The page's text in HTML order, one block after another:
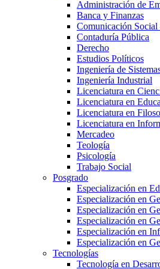
Administración de
Banca y Finanzas
Comunicación Social
Contaduría Pública
Derecho
Estudios Políticos
Ingeniería de
Ingeniería Industrial
Licenciatura en
Licenciatura en
Licenciatura en
Licenciatura en
Mercadeo
Teología
Psicología
Trabajo Social
Posgrado
Especialización en
Especialización en
Especialización en
Especialización en
Especialización en
Especialización en
Tecnologías
Tecnología en